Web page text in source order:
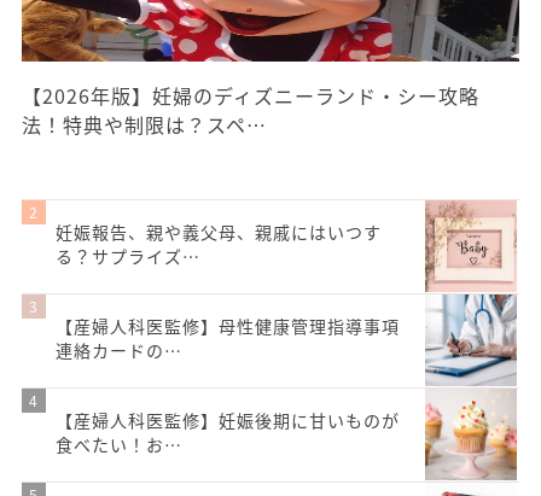
【2026年版】妊婦のディズニーランド・シー攻略
法！特典や制限は？スペ…
妊娠報告、親や義父母、親戚にはいつす
る？サプライズ…
【産婦人科医監修】母性健康管理指導事項
連絡カードの…
【産婦人科医監修】妊娠後期に甘いものが
食べたい！お…